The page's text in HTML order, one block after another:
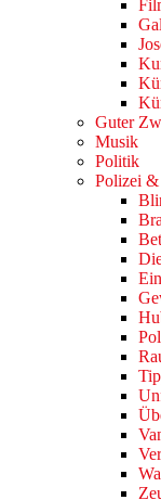
Guter
Musik
Politik
Polizei &